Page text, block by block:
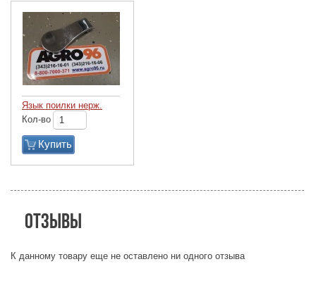
Язык поилки нерж.
Кол-во
Купить
Отзывы
К данному товару еще не оставлено ни одного отзыва